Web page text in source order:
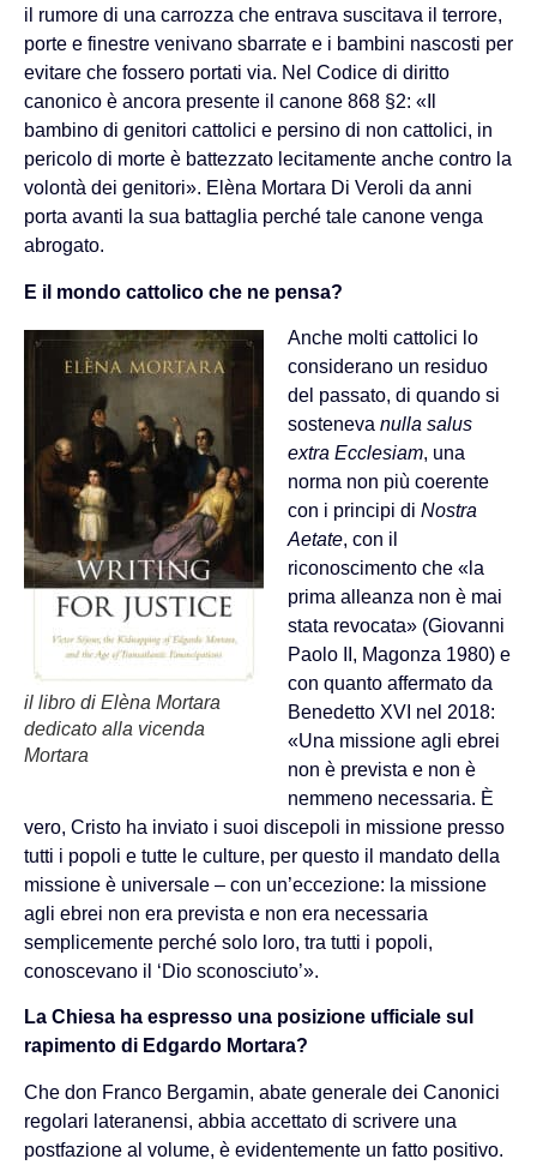
il rumore di una carrozza che entrava suscitava il terrore,
porte e finestre venivano sbarrate e i bambini nascosti per
evitare che fossero portati via. Nel Codice di diritto
canonico è ancora presente il canone 868 §2: «Il
bambino di genitori cattolici e persino di non cattolici, in
pericolo di morte è battezzato lecitamente anche contro la
volontà dei genitori». Elèna Mortara Di Veroli da anni
porta avanti la sua battaglia perché tale canone venga
abrogato.
E il mondo cattolico che ne pensa?
il libro di Elèna Mortara
dedicato alla vicenda
Mortara
Anche molti cattolici lo
considerano un residuo
del passato, di quando si
sosteneva nulla salus
extra Ecclesiam, una
norma non più coerente
con i principi di Nostra
Aetate, con il
riconoscimento che «la
prima alleanza non è mai
stata revocata» (Giovanni
Paolo II, Magonza 1980) e
con quanto affermato da
Benedetto XVI nel 2018:
«Una missione agli ebrei
non è prevista e non è
nemmeno necessaria. È
vero, Cristo ha inviato i suoi discepoli in missione presso
tutti i popoli e tutte le culture, per questo il mandato della
missione è universale – con un’eccezione: la missione
agli ebrei non era prevista e non era necessaria
semplicemente perché solo loro, tra tutti i popoli,
conoscevano il ‘Dio sconosciuto’».
La Chiesa ha espresso una posizione ufficiale sul
rapimento di Edgardo Mortara?
Che don Franco Bergamin, abate generale dei Canonici
regolari lateranensi, abbia accettato di scrivere una
postfazione al volume, è evidentemente un fatto positivo.